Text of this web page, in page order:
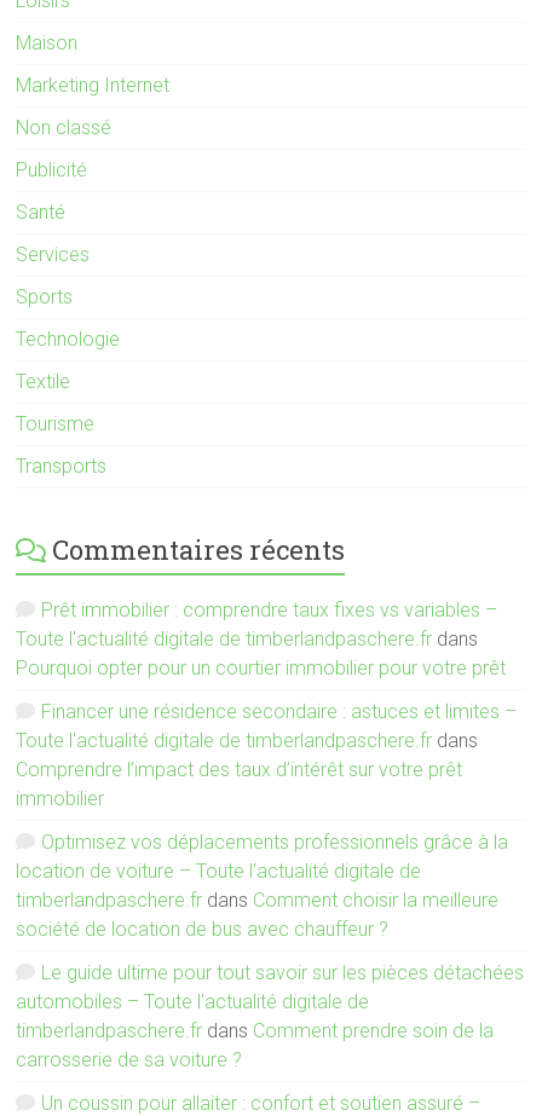
Maison
Marketing Internet
Non classé
Publicité
Santé
Services
Sports
Technologie
Textile
Tourisme
Transports
Commentaires récents
Prêt immobilier : comprendre taux fixes vs variables –
Toute l'actualité digitale de timberlandpaschere.fr dans
Pourquoi opter pour un courtier immobilier pour votre prêt
Financer une résidence secondaire : astuces et limites –
Toute l'actualité digitale de timberlandpaschere.fr dans
Comprendre l’impact des taux d’intérêt sur votre prêt
immobilier
Optimisez vos déplacements professionnels grâce à la
location de voiture – Toute l'actualité digitale de
timberlandpaschere.fr dans Comment choisir la meilleure
société de location de bus avec chauffeur ?
Le guide ultime pour tout savoir sur les pièces détachées
automobiles – Toute l'actualité digitale de
timberlandpaschere.fr dans Comment prendre soin de la
carrosserie de sa voiture ?
Un coussin pour allaiter : confort et soutien assuré –